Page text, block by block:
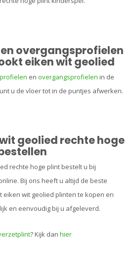
overgangsprofielen
eiken wit geolied
en overgangsprofielen in de
u de vloer tot in de puntjes afwerken.
geolied rechte hoge
rechte hoge plint bestelt u bij
Bij ons heeft u altijd de beste
eiken wit geolied plinten te kopen en
en eenvoudig bij u afgeleverd.
? Kijk dan hier